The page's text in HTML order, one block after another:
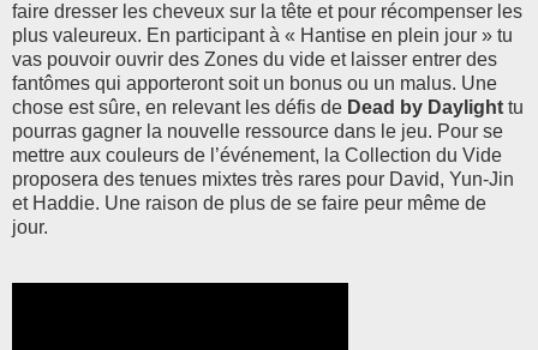
faire dresser les cheveux sur la tête et pour récompenser les
plus valeureux. En participant à « Hantise en plein jour » tu
vas pouvoir ouvrir des Zones du vide et laisser entrer des
fantômes qui apporteront soit un bonus ou un malus. Une
chose est sûre, en relevant les défis de Dead by Daylight tu
pourras gagner la nouvelle ressource dans le jeu. Pour se
mettre aux couleurs de l’événement, la Collection du Vide
proposera des tenues mixtes très rares pour David, Yun-Jin
et Haddie. Une raison de plus de se faire peur même de
jour.